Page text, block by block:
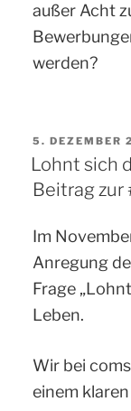
außer Acht
werden?
AM
5. DEZEMBER
Lohnt sich
Beitrag zur
Im
Anregung
Frage
Leben.
Wir bei
einem